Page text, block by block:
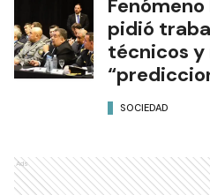
Fenómeno
pidió
técnicos y
Ads